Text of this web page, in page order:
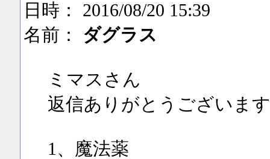
日時： 2016/08/20 15:39
名前： ダグラス
ミマスさん
返信ありがとうございま
1、魔法薬